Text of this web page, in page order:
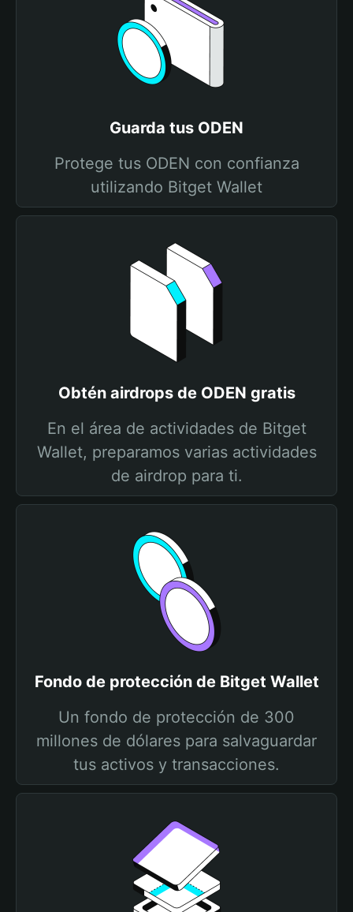
Guarda tus ODEN
Protege tus ODEN con confianza
utilizando Bitget Wallet
Obtén airdrops de ODEN gratis
En el área de actividades de Bitget
Wallet, preparamos varias actividades
de airdrop para ti.
Fondo de protección de Bitget Wallet
Un fondo de protección de 300
millones de dólares para salvaguardar
tus activos y transacciones.